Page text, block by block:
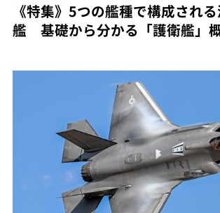
《特集》5つの艦種で構成され
艦 基礎から分かる「護衛艦」